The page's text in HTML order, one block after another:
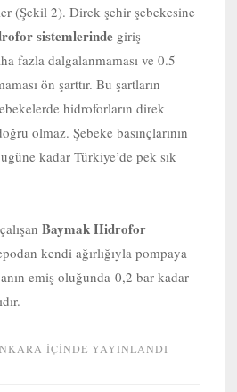
(Şekil 2). Direk şehir şebekesine
sistemlerinde giriş
fazla dalgalanmaması ve 0.5
ön şarttır. Bu şartların
hidroforların direk
olmaz. Şebeke basınçlarının
kadar Türkiye’de pek sık
Baymak Hidrofor
kendi ağırlığıyla pompaya
emiş oluğunda 0,2 bar kadar
IÇINDE YAYINLANDI